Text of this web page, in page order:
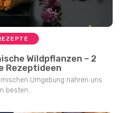
Wildpflanzen – 2
Rezeptideen
Umgebung nähren uns
besten...